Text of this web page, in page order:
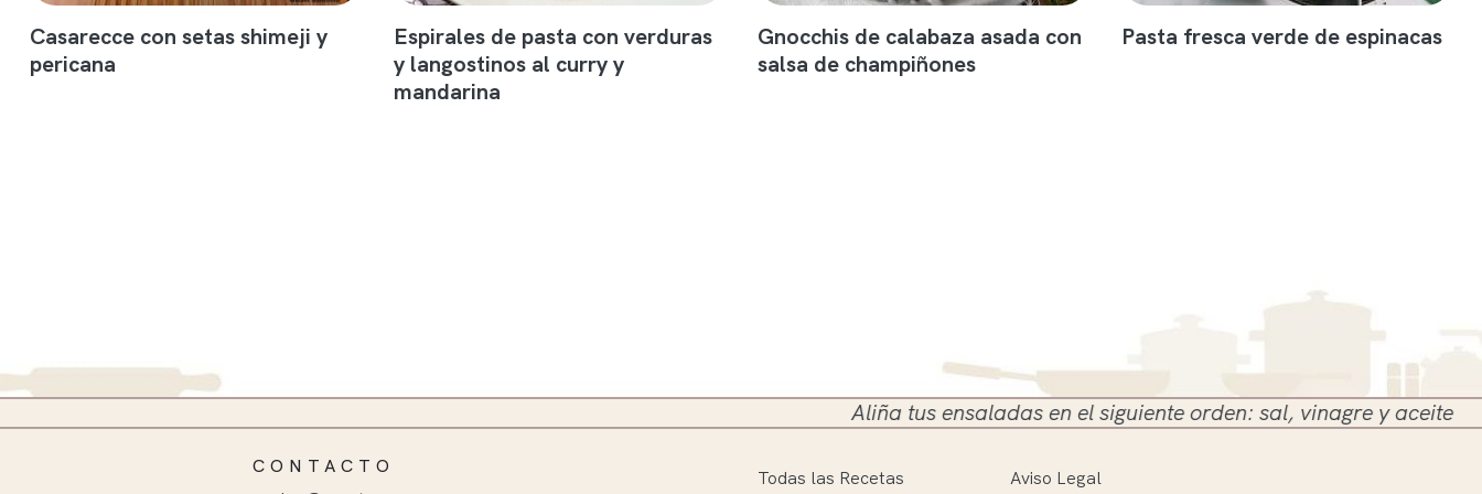
Casarecce con setas shimeji y
pericana
Espirales de pasta con verduras
y langostinos al curry y
mandarina
Gnocchis de calabaza asada con
salsa de champiñones
Pasta fresca verde de espinacas
Aliña tus ensaladas en el siguiente orden: sal, vinagre y aceite
CONTACTO
Todas las Recetas Aviso Legal